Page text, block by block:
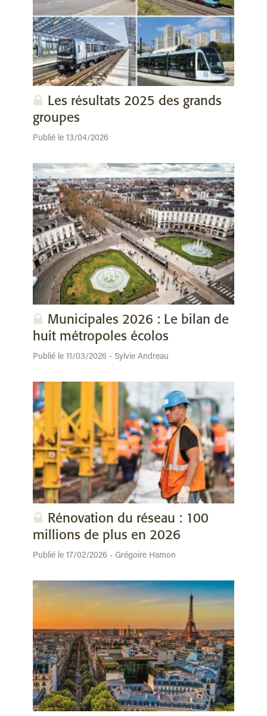
Les résultats 2025 des grands
groupes
Publié le 13/04/2026
Municipales 2026 : Le bilan de
huit métropoles écolos
Publié le 11/03/2026 - Sylvie Andreau
Rénovation du réseau : 100
millions de plus en 2026
Publié le 17/02/2026 - Grégoire Hamon